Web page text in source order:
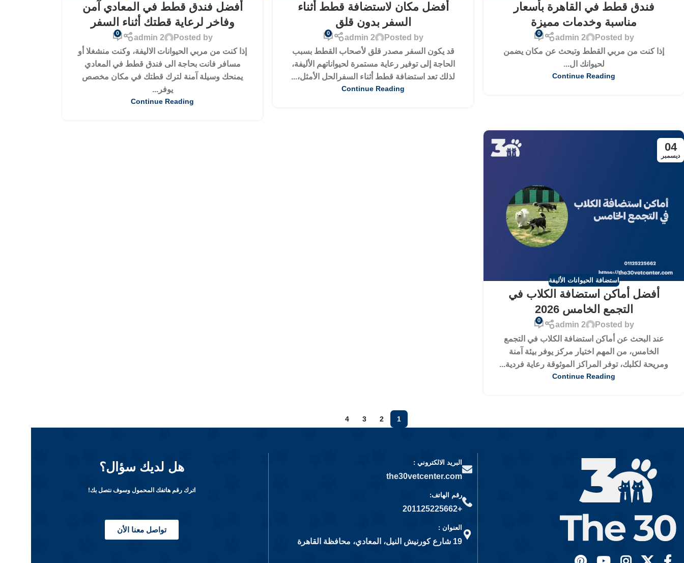
فندق قطط في القاهرة بأسعار
مناسبة وخدمات مميزة
Posted by
admin 2
0
إذا كنت من مربي القطط وتبحث عن مكان يضمن
لحيوانك ال...
Continue Reading
أفضل مكان لاستضافة قطط أثناء
السفر بدون قلق
Posted by
admin 2
0
قد يكون السفر مصدر قلق لأصحاب القطط بسبب
الحاجة إلى توفير رعاية مستمرة لحيواناتهم الأليفة،
لذلك تعد استضافة قطط أثناء السفرالحل الأمثل،...
Continue Reading
أفضل فندق قطط في المعادي آمن
وفاخر لرعاية قطتك أثناء السفر
Posted by
admin 2
0
إذا كنت من مربي الحيوانات الاليفة، وكنت منشغلا أو
مسافر فانت بحاجة الى فندق قطط في المعادي
يمنحك وسيلة آمنة لترك قطتك في مكان مخصص
يوفر...
Continue Reading
04
ديسمبر
استضافة الحيوانات الأليفة
أفضل أماكن استضافة الكلاب في
التجمع الخامس 2026
Posted by
admin 2
0
عند البحث عن أماكن استضافة الكلاب في التجمع
الخامس، من المهم اختيار مركز يوفر بيئة آمنة
ومريحة لكلبك، توفر المراكز الموثوقة رعاية فردية...
Continue Reading
1
2
3
4
البريد الالكتروني :
the30vetcenter.com
رقم الهاتف:
+201125225662
العنوان :
19 شارع كورنيش النيل، المعادي، محافظة القاهرة
هل لديك سؤال؟
اترك رقم هاتفك المحمول وسوف نتصل بك!
تواصل معنا الأن